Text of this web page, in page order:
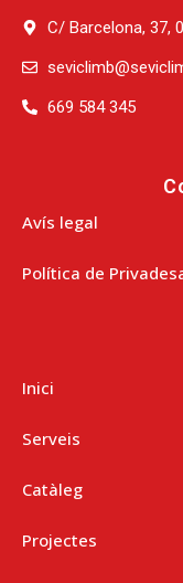
C/ Barcelona, 37,
669 584 345
Avís legal
Política de
Inici
Serveis
Catàleg
Projectes